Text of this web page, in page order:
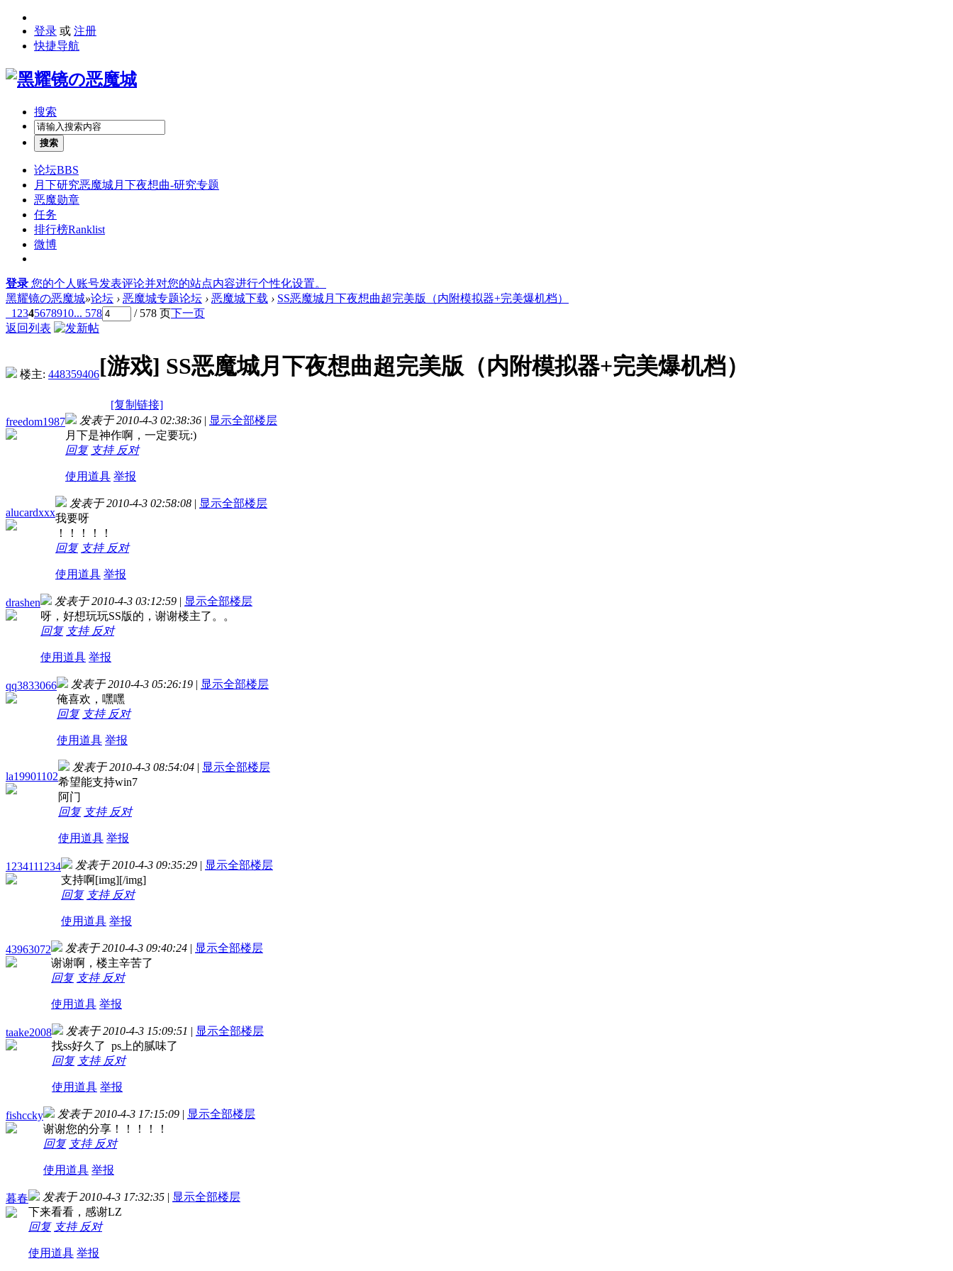
登录 或 注册
快捷导航
搜索
搜索
论坛BBS
月下研究恶魔城月下夜想曲-研究专题
恶魔勋章
任务
排行榜Ranklist
微博
登录 您的个人账号发表评论并对您的站点内容进行个性化设置。
黑耀镜の恶魔城»论坛 › 恶魔城专题论坛 › 恶魔城下载 › SS恶魔城月下夜想曲超完美版（内附模拟器+完美爆机档）
1 2345678910... 578 / 578 页下一页
返回列表
楼主: 448359406[游戏] SS恶魔城月下夜想曲超完美版（内附模拟器+完美爆机档）
[复制链接]
freedom1987
发表于 2010-4-3 02:38:36 | 显示全部楼层
月下是神作啊，一定要玩:)
回复 支持 反对
使用道具 举报
alucardxxx
发表于 2010-4-3 02:58:08 | 显示全部楼层
我要呀
！！！！！
回复 支持 反对
使用道具 举报
drashen 发表于 2010-4-3 03:12:59 | 显示全部楼层
呀，好想玩玩SS版的，谢谢楼主了。。
回复 支持 反对
使用道具 举报
qq3833066 发表于 2010-4-3 05:26:19 | 显示全部楼层
俺喜欢，嘿嘿
回复 支持 反对
使用道具 举报
la19901102
发表于 2010-4-3 08:54:04 | 显示全部楼层
希望能支持win7
阿门
回复 支持 反对
使用道具 举报
1234111234 发表于 2010-4-3 09:35:29 | 显示全部楼层
支持啊[img][/img]
回复 支持 反对
使用道具 举报
43963072 发表于 2010-4-3 09:40:24 | 显示全部楼层
谢谢啊，楼主辛苦了
回复 支持 反对
使用道具 举报
taake2008 发表于 2010-4-3 15:09:51 | 显示全部楼层
找ss好久了 ps上的腻味了
回复 支持 反对
使用道具 举报
fishccky 发表于 2010-4-3 17:15:09 | 显示全部楼层
谢谢您的分享！！！！！
回复 支持 反对
使用道具 举报
暮春 发表于 2010-4-3 17:32:35 | 显示全部楼层
下来看看，感谢LZ
回复 支持 反对
使用道具 举报